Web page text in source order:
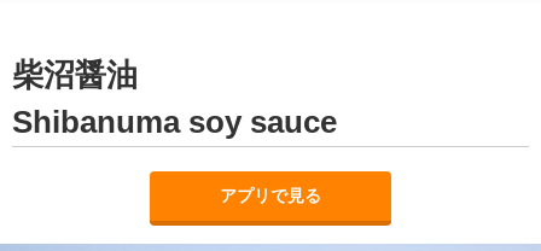
柴沼醤油
Shibanuma soy sauce
アプリで見る